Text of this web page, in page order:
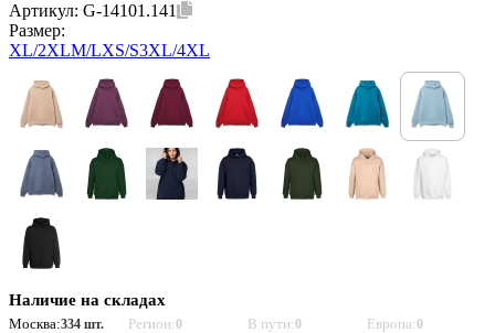
Артикул: G-14101.141
Размер:
XL/2XLM/LXS/S3XL/4XL
Наличие на складах
Москва:334 шт. Регион:0 В пути:0 Европа:0